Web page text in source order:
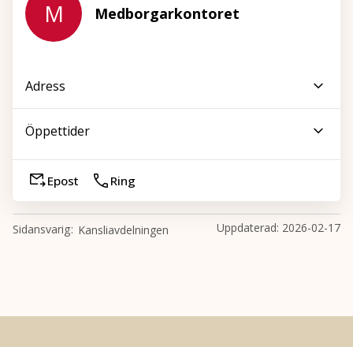
M Medborgarkontoret
Adress
Öppettider
Epost Ring
Kansliavdelningen
Sidansvarig Uppdaterad: 2026-02-17